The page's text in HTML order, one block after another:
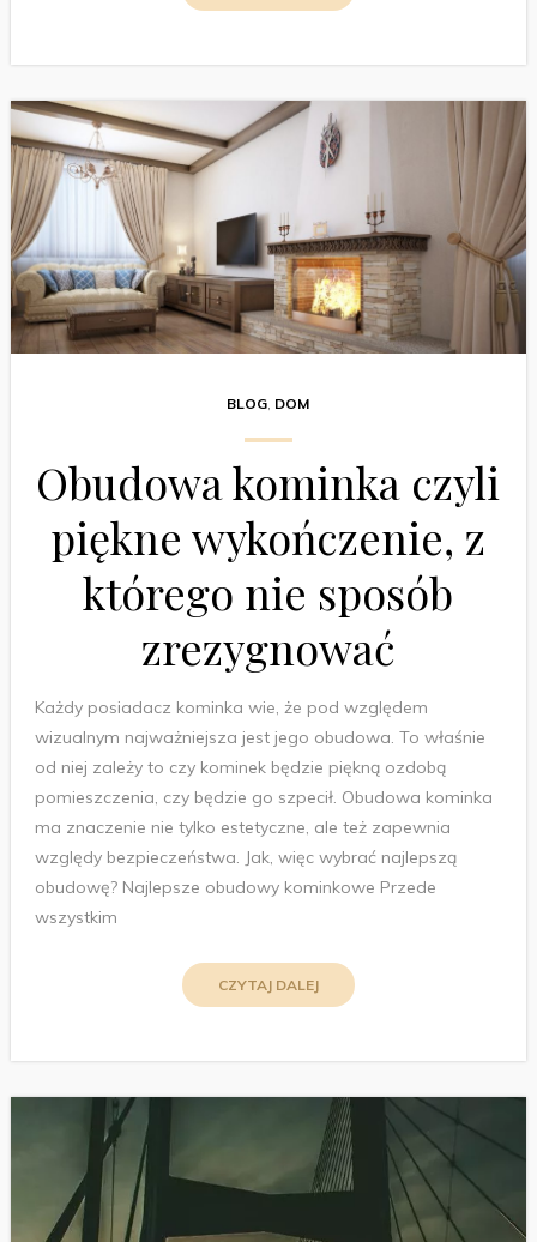
BLOG, DOM
Obudowa kominka czyli
piękne wykończenie, z
którego nie sposób
zrezygnować
Każdy posiadacz kominka wie, że pod względem
wizualnym najważniejsza jest jego obudowa. To właśnie
od niej zależy to czy kominek będzie piękną ozdobą
pomieszczenia, czy będzie go szpecił. Obudowa kominka
ma znaczenie nie tylko estetyczne, ale też zapewnia
względy bezpieczeństwa. Jak, więc wybrać najlepszą
obudowę? Najlepsze obudowy kominkowe Przede
wszystkim
CZYTAJ DALEJ